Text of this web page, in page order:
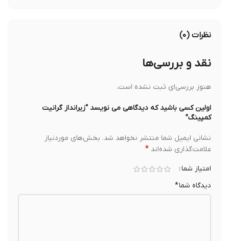
نظرات (۰)
نقد و بررسی‌ها
هنوز بررسی‌ای ثبت نشده است.
اولین کسی باشید که دیدگاهی می نویسد “زیرانداز گرانیت
کمپینگ”
نشانی ایمیل شما منتشر نخواهد شد. بخش‌های موردنیاز
علامت‌گذاری شده‌اند*
امتیاز شما
دیدگاه شما*